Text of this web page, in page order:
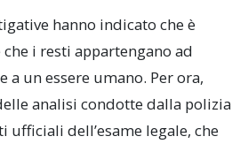
hanno indicato che è
i resti appartengano ad
un essere umano. Per ora,
analisi condotte dalla polizia
ufficiali dell’esame legale, che